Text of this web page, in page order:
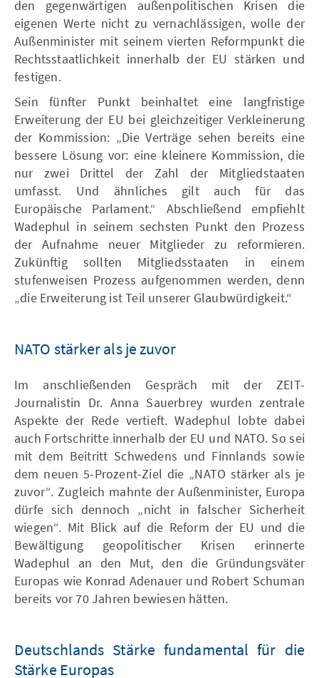
den gegenwärtigen außenpolitischen Krisen die
eigenen Werte nicht zu vernachlässigen, wolle der
Außenminister mit seinem vierten Reformpunkt die
Rechtsstaatlichkeit innerhalb der EU stärken und
festigen.
Sein fünfter Punkt beinhaltet eine langfristige
Erweiterung der EU bei gleichzeitiger Verkleinerung
der Kommission: „Die Verträge sehen bereits eine
bessere Lösung vor: eine kleinere Kommission, die
nur zwei Drittel der Zahl der Mitgliedstaaten
umfasst. Und ähnliches gilt auch für das
Europäische Parlament.“ Abschließend empfiehlt
Wadephul in seinem sechsten Punkt den Prozess
der Aufnahme neuer Mitglieder zu reformieren.
Zukünftig sollten Mitgliedsstaaten in einem
stufenweisen Prozess aufgenommen werden, denn
„die Erweiterung ist Teil unserer Glaubwürdigkeit.“
NATO stärker als je zuvor
Im anschließenden Gespräch mit der ZEIT-
Journalistin Dr. Anna Sauerbrey wurden zentrale
Aspekte der Rede vertieft. Wadephul lobte dabei
auch Fortschritte innerhalb der EU und NATO. So sei
mit dem Beitritt Schwedens und Finnlands sowie
dem neuen 5-Prozent-Ziel die „NATO stärker als je
zuvor“. Zugleich mahnte der Außenminister, Europa
dürfe sich dennoch „nicht in falscher Sicherheit
wiegen“. Mit Blick auf die Reform der EU und die
Bewältigung geopolitischer Krisen erinnerte
Wadephul an den Mut, den die Gründungsväter
Europas wie Konrad Adenauer und Robert Schuman
bereits vor 70 Jahren bewiesen hätten.
Deutschlands Stärke fundamental für die
Stärke Europas